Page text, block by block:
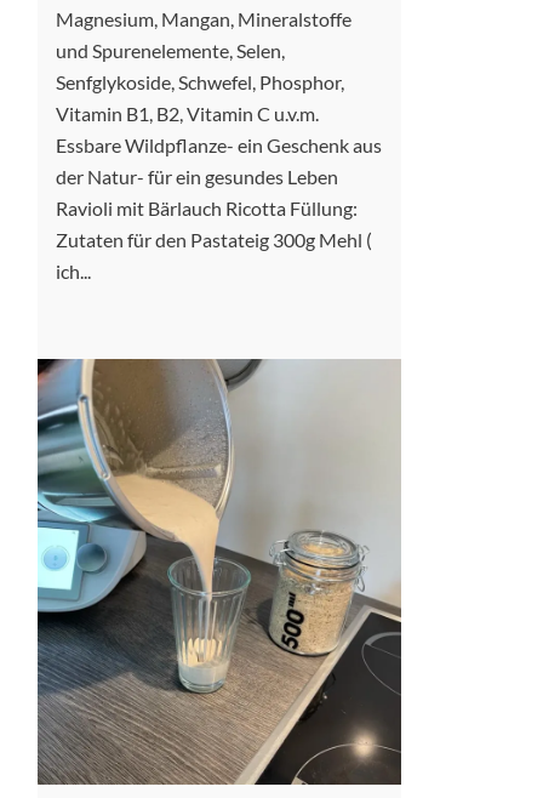
Magnesium, Mangan, Mineralstoffe
und Spurenelemente, Selen,
Senfglykoside, Schwefel, Phosphor,
Vitamin B1, B2, Vitamin C u.v.m.
Essbare Wildpflanze- ein Geschenk aus
der Natur- für ein gesundes Leben
Ravioli mit Bärlauch Ricotta Füllung:
Zutaten für den Pastateig 300g Mehl (
ich...